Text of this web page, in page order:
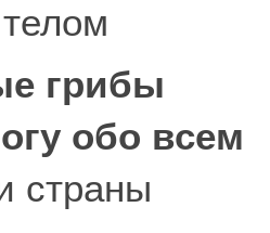
грибы
обо всем
страны